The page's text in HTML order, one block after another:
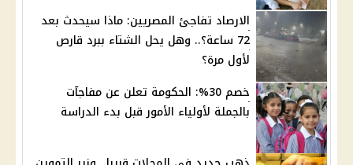
الارصاد تفاجئ المصريين: ماذا سيحدث بعد
72 ساعة؟.. وهل يحل الشتاء ببرد قارص
لأول مرة؟
خصم 30%: الحكومة تعلن عن مفاجآت
بالجملة لأولياء الأمور قبل بدء الدراسة